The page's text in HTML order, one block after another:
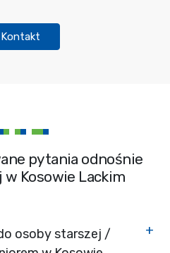
pytania odnośnie
Kosowie Lackim
osoby starszej /